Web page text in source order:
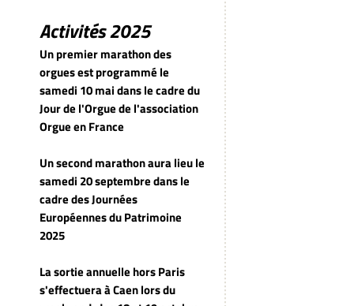
Activités 2025
Un premier marathon des
orgues est programmé le
samedi 10 mai dans le cadre du
Jour de l'Orgue de l'association
Orgue en France
Un second marathon aura lieu le
samedi 20 septembre dans le
cadre des Journées
Européennes du Patrimoine
2025
La sortie annuelle hors Paris
s'effectuera à Caen lors du